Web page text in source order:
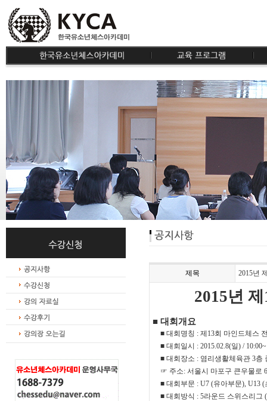
제목 2015년
2015년 제
■ 대회개요
■대회명칭 :제 13회 마인드체스
■대회일시 : 2015.02.8(일) /
■대회장소 : 염리생활체육관3층
☞ 주소:서울시 마포구 큰우물로
■대회부문 : U7 (유아부문), U13 (
■대회방식 : 5라운드 스위스리그(